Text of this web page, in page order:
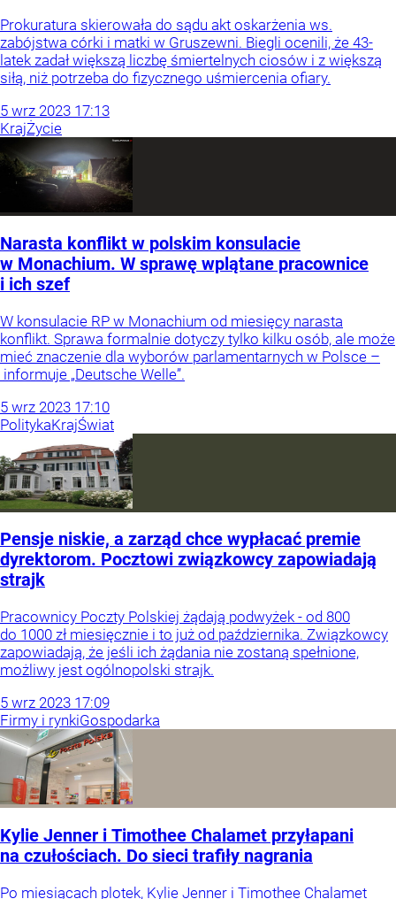
Prokuratura skierowała do sądu akt oskarżenia ws.
zabójstwa córki i matki w Gruszewni. Biegli ocenili, że 43-
latek zadał większą liczbę śmiertelnych ciosów i z większą
siłą, niż potrzeba do fizycznego uśmiercenia ofiary.
5 wrz 2023 17:13
KrajŻycie
Narasta konflikt w polskim konsulacie
w Monachium. W sprawę wplątane pracownice
i ich szef
W konsulacie RP w Monachium od miesięcy narasta
konflikt. Sprawa formalnie dotyczy tylko kilku osób, ale może
mieć znaczenie dla wyborów parlamentarnych w Polsce –
informuje „Deutsche Welle”.
5 wrz 2023 17:10
PolitykaKrajŚwiat
Pensje niskie, a zarząd chce wypłacać premie
dyrektorom. Pocztowi związkowcy zapowiadają
strajk
Pracownicy Poczty Polskiej żądają podwyżek - od 800
do 1000 zł miesięcznie i to już od października. Związkowcy
zapowiadają, że jeśli ich żądania nie zostaną spełnione,
możliwy jest ogólnopolski strajk.
5 wrz 2023 17:09
Firmy i rynkiGospodarka
Kylie Jenner i Timothee Chalamet przyłapani
na czułościach. Do sieci trafiły nagrania
Po miesiącach plotek, Kylie Jenner i Timothee Chalamet